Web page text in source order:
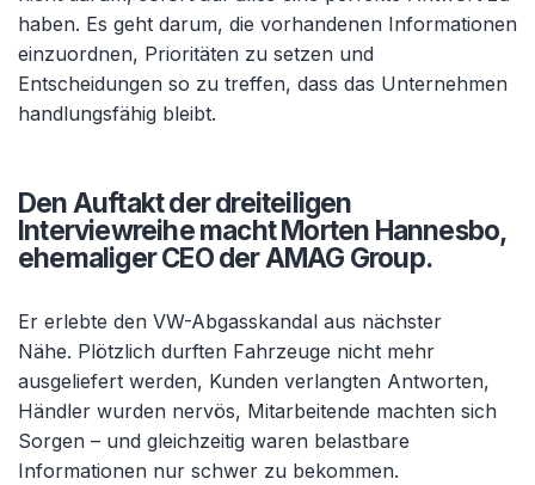
haben. Es geht darum, die vorhandenen Informationen
einzuordnen, Prioritäten zu setzen und
Entscheidungen so zu treffen, dass das Unternehmen
handlungsfähig bleibt.
Den Auftakt der dreiteiligen
Interviewreihe macht Morten Hannesbo,
ehemaliger CEO der AMAG Group.
Er erlebte den VW-Abgasskandal aus nächster
Nähe. Plötzlich durften Fahrzeuge nicht mehr
ausgeliefert werden, Kunden verlangten Antworten,
Händler wurden nervös, Mitarbeitende machten sich
Sorgen – und gleichzeitig waren belastbare
Informationen nur schwer zu bekommen.